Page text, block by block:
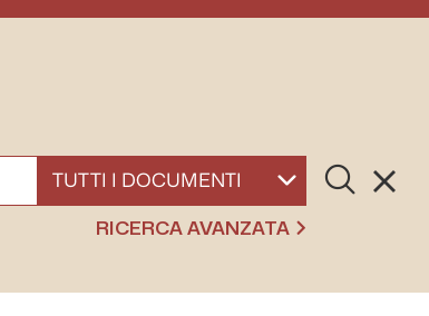
SELEZIONA UN DOCUMENTO
Cerca
RICERCA AVANZATA